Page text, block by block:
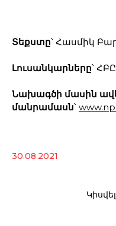
Տեքստը՝ Հասմիկ
Լուսանկարները՝
Նախագծի մասին
մանրամասն՝
30.08.2021
Կիսվել